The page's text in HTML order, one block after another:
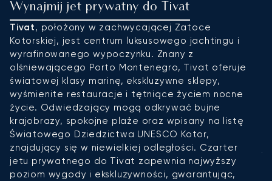
Wynajmij jet prywatny do Tivat
Tivat, położony w zachwycającej Zatoce
Kotorskiej, jest centrum luksusowego jachtingu i
wyrafinowanego wypoczynku. Znany z
olśniewającego Porto Montenegro, Tivat oferuje
światowej klasy marinę, ekskluzywne sklepy,
wyśmienite restauracje i tętniące życiem nocne
życie. Odwiedzający mogą odkrywać bujne
krajobrazy, spokojne plaże oraz wpisany na listę
Światowego Dziedzictwa UNESCO Kotor,
znajdujący się w niewielkiej odległości. Czarter
jetu prywatnego do Tivat zapewnia najwyższy
poziom wygody i ekskluzywności, gwarantując,